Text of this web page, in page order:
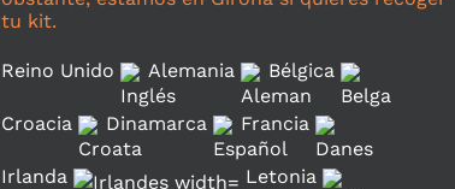
tu kit.
Reino Unido Alemania Bélgica
Croacia Dinamarca Francia
Irlanda Letonia